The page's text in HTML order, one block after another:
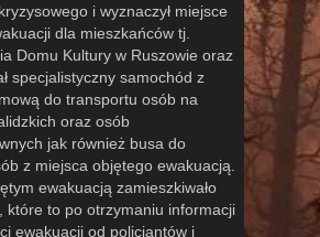
i wyznaczył miejsce
dla mieszkańców tj.
Domu Kultury w Ruszowie oraz
specjalistyczny samochód z
do transportu osób na
oraz osób
jak również busa do
z miejsca objętego ewakuacją.
ewakuacją zamieszkiwało
które to po otrzymaniu informacji
ewakuacji od policjantów i